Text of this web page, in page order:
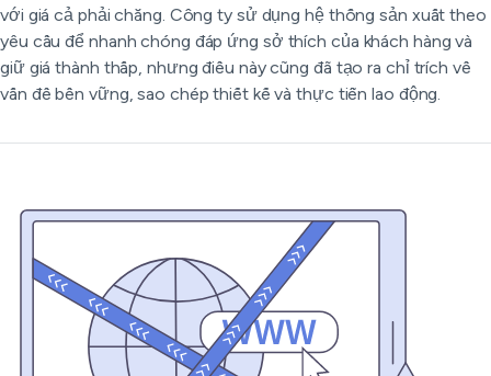
với giá cả phải chăng. Công ty sử dụng hệ thống sản xuất theo
yêu cầu để nhanh chóng đáp ứng sở thích của khách hàng và
giữ giá thành thấp, nhưng điều này cũng đã tạo ra chỉ trích về
vấn đề bền vững, sao chép thiết kế và thực tiễn lao động.